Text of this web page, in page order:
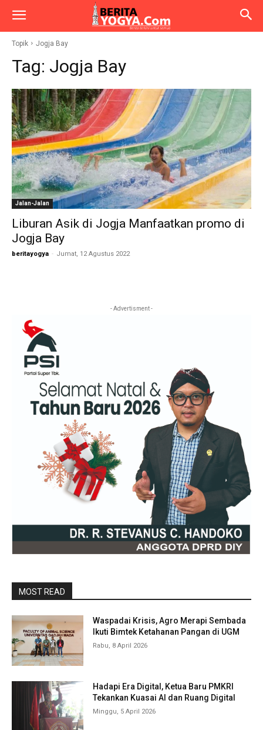
Topik Jogja Bay
Tag: Jogja Bay
Jalan-Jalan
Liburan Asik di Jogja Manfaatkan promo di
Jogja Bay
beritayogya - Jumat, 12 Agustus 2022
- Advertisment -
MOST READ
Waspadai Krisis, Agro Merapi Sembada
Ikuti Bimtek Ketahanan Pangan di UGM
Rabu, 8 April 2026
Hadapi Era Digital, Ketua Baru PMKRI
Tekankan Kuasai AI dan Ruang Digital
Minggu, 5 April 2026